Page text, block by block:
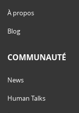
À propos
Blog
COMMUNAUTÉ
News
Human Talks